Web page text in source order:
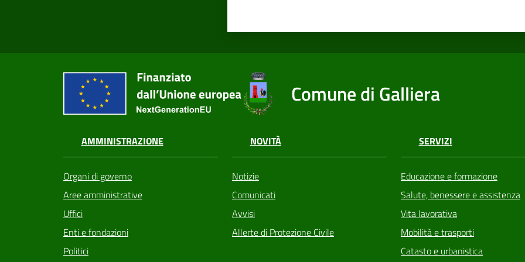
Comune di Galliera
AMMINISTRAZIONE
Organi di governo
Aree amministrative
Uffici
Enti e fondazioni
Politici
NOVITÀ
Notizie
Comunicati
Avvisi
Allerte di Protezione Civile
SERVIZI
Educazione e formazione
Salute, benessere e assistenza
Vita lavorativa
Mobilità e trasporti
Catasto e urbanistica